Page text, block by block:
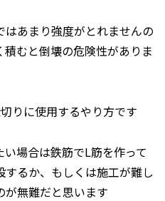
あまり強度がとれませんの
むと倒壊の危険性がありま
りに使用するやり方です
場合は鉄筋でL筋を作って
るか、もしくは施工が難し
が無難だと思います